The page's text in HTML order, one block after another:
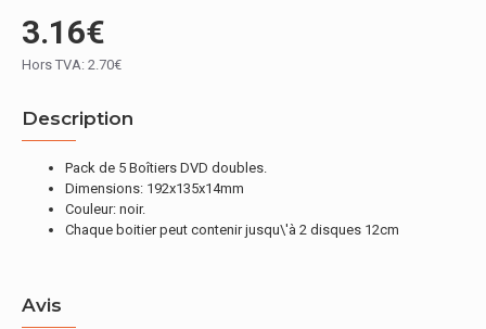
3.16€
Hors TVA: 2.70€
Description
Pack de 5 Boîtiers DVD doubles.
Dimensions: 192x135x14mm
Couleur: noir.
Chaque boitier peut contenir jusqu\'à 2 disques 12cm
Avis